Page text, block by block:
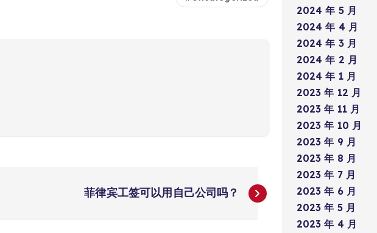
菲律宾工签可以用自己公司吗？
2024 年 5 月
2024 年 4 月
2024 年 3 月
2024 年 2 月
2024 年 1 月
2023 年 12 月
2023 年 11 月
2023 年 10 月
2023 年 9 月
2023 年 8 月
2023 年 7 月
2023 年 6 月
2023 年 5 月
2023 年 4 月